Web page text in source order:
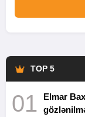
TOP 5
01
Elmar